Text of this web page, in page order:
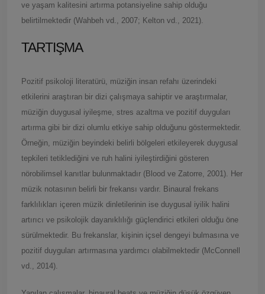
ve yaşam kalitesini artırma potansiyeline sahip olduğu
belirtilmektedir (Wahbeh vd., 2007; Kelton vd., 2021).
TARTIŞMA
Pozitif psikoloji literatürü, müziğin insan refahı üzerindeki
etkilerini araştıran bir dizi çalışmaya sahiptir ve araştırmalar,
müziğin duygusal iyileşme, stres azaltma ve pozitif duyguları
artırma gibi bir dizi olumlu etkiye sahip olduğunu göstermektedir.
Örneğin, müziğin beyindeki belirli bölgeleri etkileyerek duygusal
tepkileri tetiklediğini ve ruh halini iyileştirdiğini gösteren
nörobilimsel kanıtlar bulunmaktadır (Blood ve Zatorre, 2001). Her
müzik notasının belirli bir frekansı vardır. Binaural frekans
farklılıkları içeren müzik dinletilerinin ise duygusal iyilik halini
artırıcı ve psikolojik dayanıklılığı güçlendirici etkileri olduğu öne
sürülmektedir. Bu frekanslar, kişinin içsel dengeyi bulmasına ve
pozitif duyguları artırmasına yardımcı olabilmektedir (McConnell
vd., 2014).